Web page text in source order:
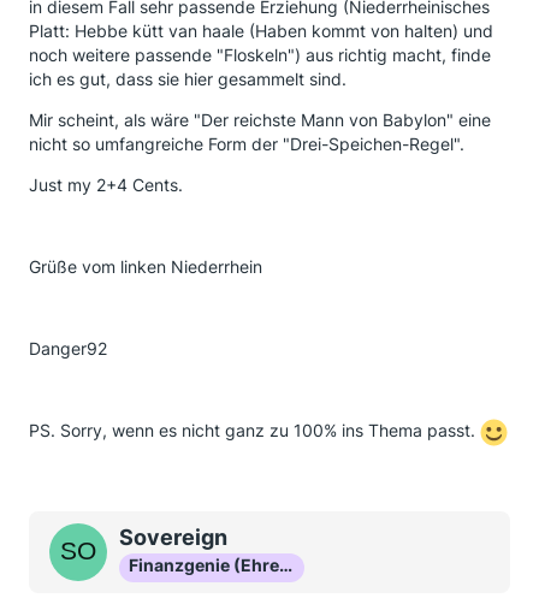
in diesem Fall sehr passende Erziehung (Niederrheinisches
Platt: Hebbe kütt van haale (Haben kommt von halten) und
noch weitere passende "Floskeln") aus richtig macht, finde
ich es gut, dass sie hier gesammelt sind.
Mir scheint, als wäre "Der reichste Mann von Babylon" eine
nicht so umfangreiche Form der "Drei-Speichen-Regel".
Just my 2+4 Cents.
Grüße vom linken Niederrhein
Danger92
PS. Sorry, wenn es nicht ganz zu 100% ins Thema passt.
Sovereign
Finanzgenie (Ehrenmitglied)